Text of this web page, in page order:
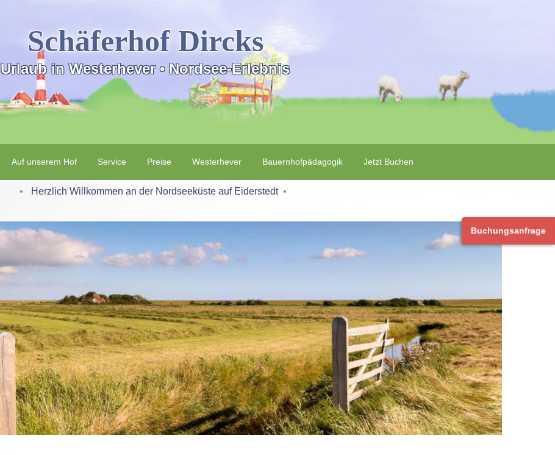
Buchungsanfrage
Schäferhof Dircks
Urlaub in Westerhever • Nordsee-Erlebnis
Auf unserem Hof Service Preise Westerhever Bauernhofpädagogik Jetzt Buchen
‌ • ‌ Herzlich Willkommen an der Nordseeküste auf Eiderstedt ‌ • ‌